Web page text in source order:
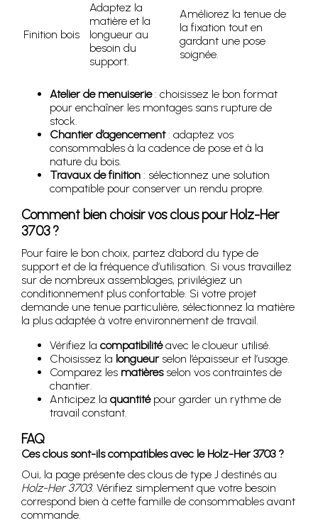
Finition bois
Adaptez la
matière et la
longueur au
besoin du
support.
Améliorez la tenue de
la fixation tout en
gardant une pose
soignée.
Atelier de menuiserie: choisissez le bon format
pour enchaîner les montages sans rupture de
stock.
Chantier d’agencement: adaptez vos
consommables à la cadence de pose et à la
nature du bois.
Travaux de finition : sélectionnez une solution
compatible pour conserver un rendu propre.
Comment bien choisir vos clous pour Holz-Her
3703 ?
Pour faire le bon choix, partez d’abord du type de
support et de la fréquence d’utilisation. Si vous travaillez
sur de nombreux assemblages, privilégiez un
conditionnement plus confortable. Si votre projet
demande une tenue particulière, sélectionnez la matière
la plus adaptée à votre environnement de travail.
Vérifiez la compatibilitéavec le cloueur utilisé.
Choisissez la longueurselon l’épaisseur et l’usage.
Comparez les matièresselon vos contraintes de
chantier.
Anticipez la quantitépour garder un rythme de
travail constant.
FAQ
Ces clous sont-ils compatibles avec le Holz-Her 3703 ?
Oui, la page présente des clous de type J destinés au
Holz-Her 3703. Vérifiez simplement que votre besoin
correspond bien à cette famille de consommables avant
commande.